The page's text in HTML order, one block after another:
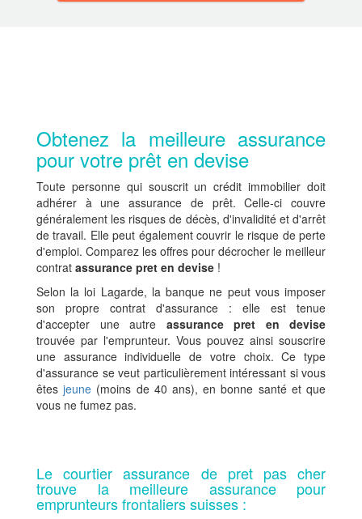
Obtenez la meilleure assurance
pour votre prêt en devise
Toute personne qui souscrit un crédit immobilier doit
adhérer à une assurance de prêt. Celle-ci couvre
généralement les risques de décès, d'invalidité et d'arrêt
de travail. Elle peut également couvrir le risque de perte
d'emploi. Comparez les offres pour décrocher le meilleur
contrat assurance pret en devise !
Selon la loi Lagarde, la banque ne peut vous imposer
son propre contrat d'assurance : elle est tenue
d'accepter une autre assurance pret en devise
trouvée par l'emprunteur. Vous pouvez ainsi souscrire
une assurance individuelle de votre choix. Ce type
d'assurance se veut particulièrement intéressant si vous
êtesjeune (moins de 40 ans), en bonne santé et que
vous ne fumez pas.
Le courtier assurance de pret pas cher
trouve la meilleure assurance pour
emprunteurs frontaliers suisses :